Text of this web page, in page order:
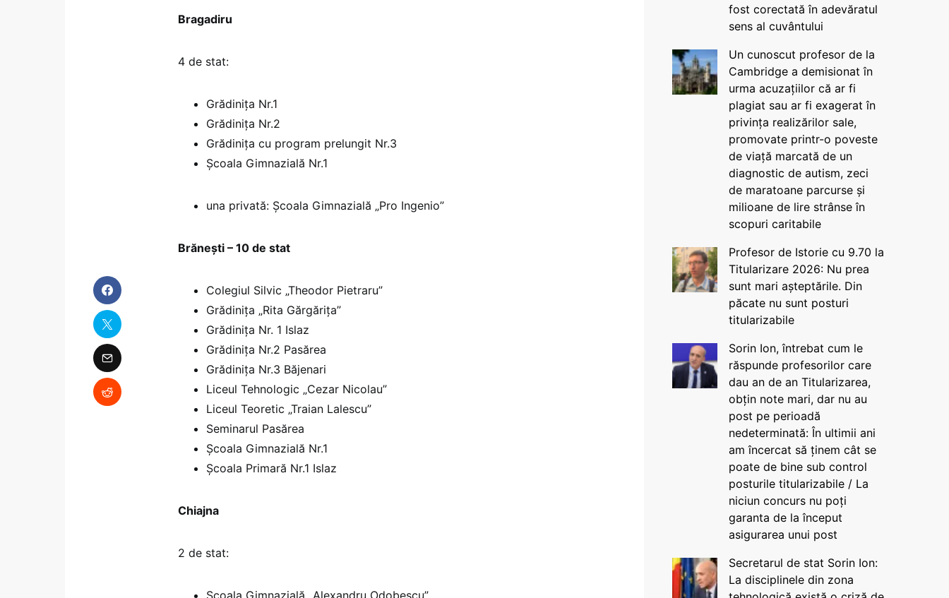
Bragadiru
4 de stat:
Grădinița Nr.1
Grădinița Nr.2
Grădinița cu program prelungit Nr.3
Școala Gimnazială Nr.1
una privată: Școala Gimnazială „Pro Ingenio”
Brănești – 10 de stat
Colegiul Silvic „Theodor Pietraru”
Grădinița „Rita Gărgărița”
Grădinița Nr. 1 Islaz
Grădinița Nr.2 Pasărea
Grădinița Nr.3 Băjenari
Liceul Tehnologic „Cezar Nicolau”
Liceul Teoretic „Traian Lalescu”
Seminarul Pasărea
Școala Gimnazială Nr.1
Școala Primară Nr.1 Islaz
Chiajna
2 de stat:
Școala Gimnazială „Alexandru Odobescu”
fost corectată în adevăratul
sens al cuvântului
Un cunoscut profesor de la
Cambridge a demisionat în
urma acuzațiilor că ar fi
plagiat sau ar fi exagerat în
privința realizărilor sale,
promovate printr-o poveste
de viață marcată de un
diagnostic de autism, zeci
de maratoane parcurse și
milioane de lire strânse în
scopuri caritabile
Profesor de Istorie cu 9.70 la
Titularizare 2026: Nu prea
sunt mari așteptările. Din
păcate nu sunt posturi
titularizabile
Sorin Ion, întrebat cum le
răspunde profesorilor care
dau an de an Titularizarea,
obțin note mari, dar nu au
post pe perioadă
nedeterminată: În ultimii ani
am încercat să ținem cât se
poate de bine sub control
posturile titularizabile / La
niciun concurs nu poți
garanta de la început
asigurarea unui post
Secretarul de stat Sorin Ion:
La disciplinele din zona